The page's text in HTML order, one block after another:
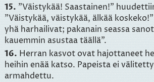
15. "Väistykää! Saastainen!"
"Väistykää, väistykää, älkää
yhä harhailivat; pakanain seassa
kauemmin asustaa täällä".
16. Herran kasvot ovat hajottaneet
heihin enää katso. Papeista ei
armahdettu.